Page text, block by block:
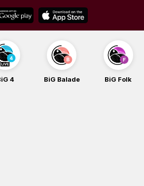
BiG Balade BiG Folk